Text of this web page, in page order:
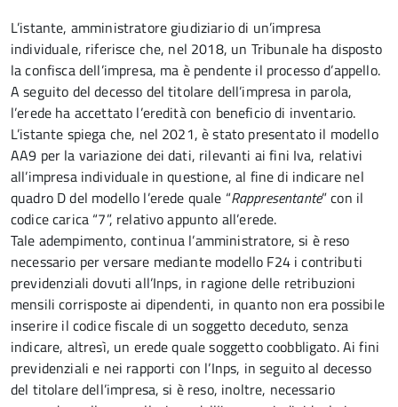
L’istante, amministratore giudiziario di un’impresa
individuale, riferisce che, nel 2018, un Tribunale ha disposto
la confisca dell’impresa, ma è pendente il processo d’appello.
A seguito del decesso del titolare dell’impresa in parola,
l’erede ha accettato l’eredità con beneficio di inventario.
L’istante spiega che, nel 2021, è stato presentato il modello
AA9 per la variazione dei dati, rilevanti ai fini Iva, relativi
all’impresa individuale in questione, al fine di indicare nel
quadro D del modello l’erede quale “Rappresentante” con il
codice carica “7”, relativo appunto all’erede.
Tale adempimento, continua l’amministratore, si è reso
necessario per versare mediante modello F24 i contributi
previdenziali dovuti all’Inps, in ragione delle retribuzioni
mensili corrisposte ai dipendenti, in quanto non era possibile
inserire il codice fiscale di un soggetto deceduto, senza
indicare, altresì, un erede quale soggetto coobbligato. Ai fini
previdenziali e nei rapporti con l’Inps, in seguito al decesso
del titolare dell’impresa, si è reso, inoltre, necessario